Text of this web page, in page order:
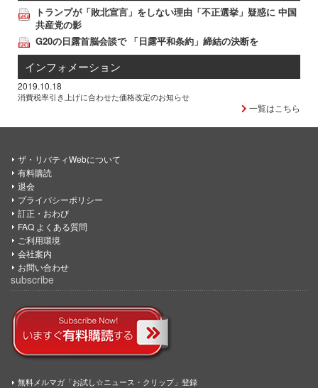
トランプが「敗北宣言」をしない理由「不正選挙」疑惑に 中国
共産党の影
G20の日露首脳会談で 「日露平和条約」締結の決断を
インフォメーション
2019.10.18
消費税率引き上げに合わせた価格改定のお知らせ
一覧はこちら
ザ・リバティWebについて
有料購読
退会
プライバシーポリシー
訂正・おわび
FAQ よくある質問
ご利用環境
会社案内
お問い合わせ
subscribe
無料メルマガ「お試し☆ニュース・クリップ」登録